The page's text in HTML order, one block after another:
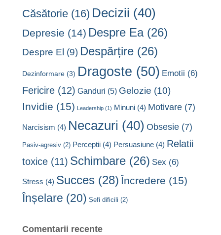
Căsătorie (16) Decizii (40)
Depresie (14) Despre Ea(26)
Despre El (9) Despărțire (26)
Dezinformare (3) Dragoste (50) Emotii (6)
Fericire (12) Ganduri (5) Gelozie (10)
Invidie (15) Leadership (1) Minuni (4) Motivare (7)
Narcisism (4) Necazuri (40) Obsesie (7)
Pasiv-agresiv (2) Perceptii (4) Persuasiune (4) Relatii
toxice (11) Schimbare (26) Sex (6)
Stress (4) Succes (28) Încredere (15)
Înșelare (20) Șefi dificili (2)
Comentarii recente